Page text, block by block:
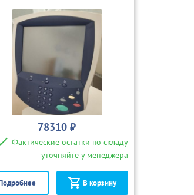
78310 ₽
Фактические остатки по складу
уточняйте у менеджера
В корзину